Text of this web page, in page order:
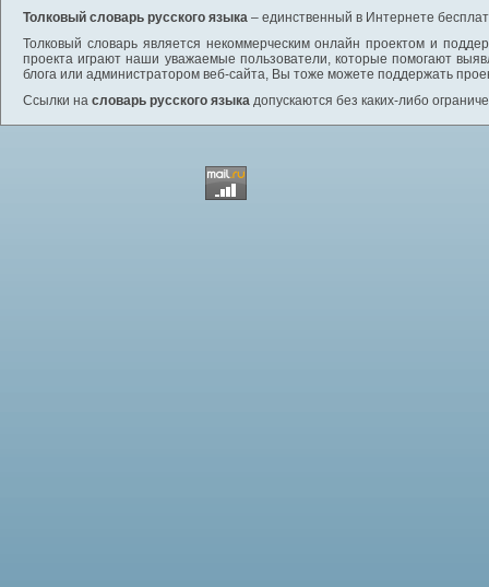
Толковый словарь русского языка – единственный в Интернете
Толковый словарь является некоммерческим онлайн проектом и
проекта играют наши уважаемые пользователи, которые помогают
блога или администратором веб-сайта, Вы тоже можете поддержать
Ссылки на словарь русского языка допускаются без каких-либо